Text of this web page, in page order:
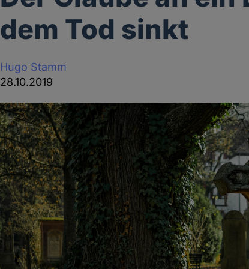
dem Tod sinkt
Hugo Stamm
28.10.2019